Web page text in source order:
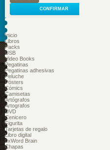
CONFIRMAR
Inicio
Libros
Packs
USB
Video Books
Pegatinas
Pegatinas adhesivas
Peluche
Pósters
Cómics
Camisetas
Artógrafos
Artografos
DVD
Cenicero
Figurita
Tarjetas de regalo
Libro digital
0xWord Brain
Chapas